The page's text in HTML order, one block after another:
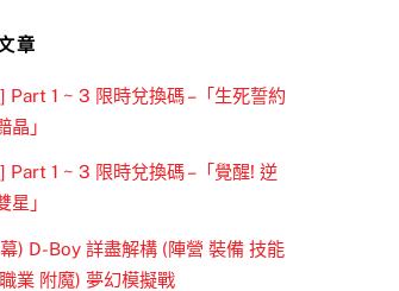
章
Part 1 ~ 3 限時兌換碼 –「生死誓約
晶」
Part 1 ~ 3 限時兌換碼 –「覺醒! 逆
星」
) D-Boy 詳盡解構 (陣營 裝備 技能
業 附魔) 夢幻模擬戰